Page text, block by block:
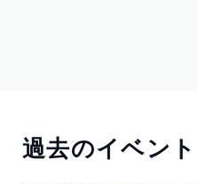
過去のイベント